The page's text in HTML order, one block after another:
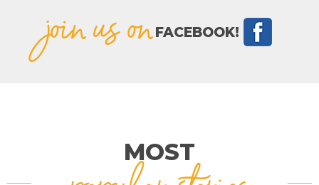
join us on FACEBOOK!
MOST